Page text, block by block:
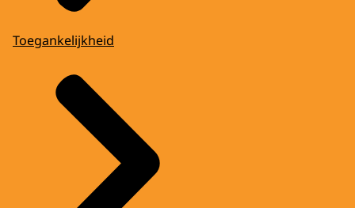
Toegankelijkheid